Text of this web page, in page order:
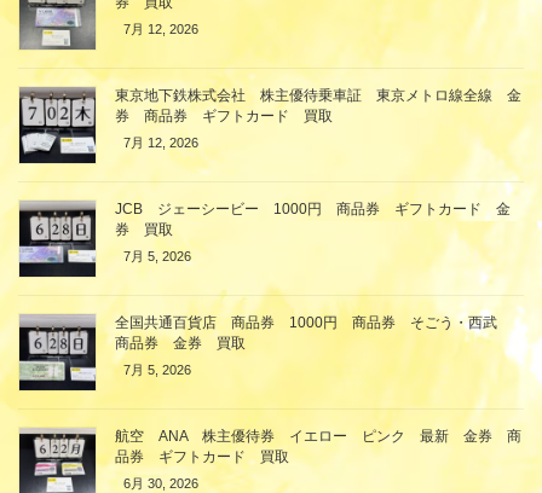
7月 12, 2026
東京地下鉄株式会社 株主優待乗車証 東京メトロ線全線 金
券 商品券 ギフトカード 買取
7月 12, 2026
JCB ジェーシービー 1000円 商品券 ギフトカード 金
券 買取
7月 5, 2026
全国共通百貨店 商品券 1000円 商品券 そごう・西武
商品券 金券 買取
7月 5, 2026
航空 ANA 株主優待券 イエロー ピンク 最新 金券 商
品券 ギフトカード 買取
6月 30, 2026